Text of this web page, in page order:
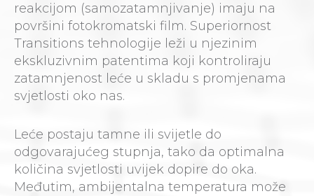
reakcijom (samozatamnjivanje) imaju na
površini fotokromatski film. Superiornost
Transitions tehnologije leži u njezinim
ekskluzivnim patentima koji kontroliraju
zatamnjenost leće u skladu s promjenama
svjetlosti oko nas.
Leće postaju tamne ili svijetle do
odgovarajućeg stupnja, tako da optimalna
količina svjetlosti uvijek dopire do oka.
Međutim, ambijentalna temperatura može